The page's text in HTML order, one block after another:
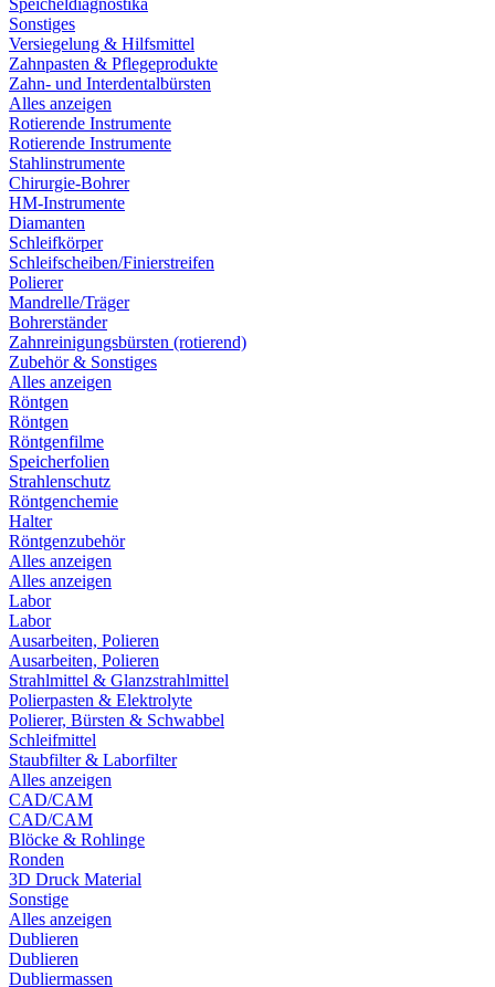
Speicheldiagnostika
Sonstiges
Versiegelung & Hilfsmittel
Zahnpasten & Pflegeprodukte
Zahn- und Interdentalbürsten
Alles anzeigen
Rotierende Instrumente
Rotierende Instrumente
Stahlinstrumente
Chirurgie-Bohrer
HM-Instrumente
Diamanten
Schleifkörper
Schleifscheiben/Finierstreifen
Polierer
Mandrelle/Träger
Bohrerständer
Zahnreinigungsbürsten (rotierend)
Zubehör & Sonstiges
Alles anzeigen
Röntgen
Röntgen
Röntgenfilme
Speicherfolien
Strahlenschutz
Röntgenchemie
Halter
Röntgenzubehör
Alles anzeigen
Alles anzeigen
Labor
Labor
Ausarbeiten, Polieren
Ausarbeiten, Polieren
Strahlmittel & Glanzstrahlmittel
Polierpasten & Elektrolyte
Polierer, Bürsten & Schwabbel
Schleifmittel
Staubfilter & Laborfilter
Alles anzeigen
CAD/CAM
CAD/CAM
Blöcke & Rohlinge
Ronden
3D Druck Material
Sonstige
Alles anzeigen
Dublieren
Dublieren
Dubliermassen